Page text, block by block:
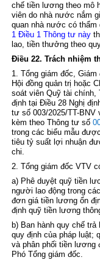
chế tiền lương theo mô
viên do nhà nước nắm
quan nhà nước có
1 Điều 1 Thông tư này
lao, tiền thưởng theo
Điều 22. Trách nhiệm
1. Tổng giám đốc,
Hội đồng quản trị hoặc
soát viên Quỹ tài
định tạiĐiều 28 Nghị
tư số 003/2025/TT-BNV
kèm theo Thông tư số
trong các biểu mẫu
tiêu tỷ suất lợi nhuận
chi.
2. Tổng giám đốc VTV
a) Phê duyệt quỹ tiền
người lao động trong
đơn giá tiền lương ổn
định quỹ tiền lương
b) Ban hành quy chế
quy định của pháp luật;
và phân phối tiền lương
Phó Tổng giám đốc.